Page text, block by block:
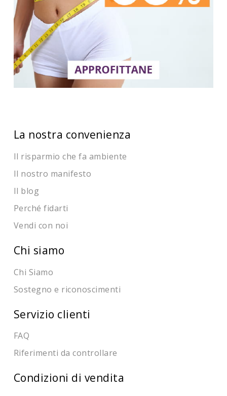
La nostra convenienza
Il risparmio che fa ambiente
Il nostro manifesto
Il blog
Perché fidarti
Vendi con noi
Chi siamo
Chi Siamo
Sostegno e riconoscimenti
Servizio clienti
FAQ
Riferimenti da controllare
Condizioni di vendita